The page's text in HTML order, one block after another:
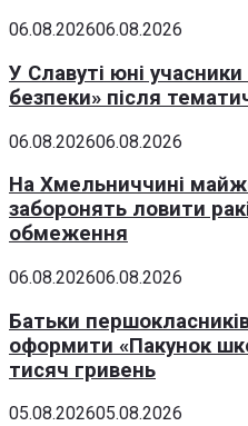
06.08.202606.08.2026
У Славуті юні
безпеки» після
06.08.202606.08.2026
На Хмельниччині
заборонять ловити
обмеження
06.08.202606.08.2026
Батьки
оформити «Пакунок
тисяч гривень
05.08.202605.08.2026